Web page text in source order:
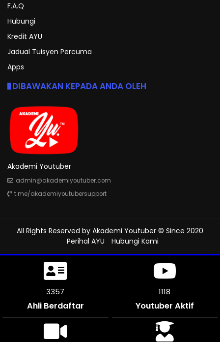
F.A.Q
Hubungi
Kredit AYU
Jadual Tuisyen Percuma
Apps
DIBAWAKAN KEPADA ANDA OLEH
Akademi Youtuber
admin@akademiyoutuber.com
t.me/akademiyoutubersupport
All Rights Reserved by Akademi Youtuber © Since 2020
Perihal AYU
Hubungi Kami
3798
Ahli Berdaftar
1266
Youtuber Aktif